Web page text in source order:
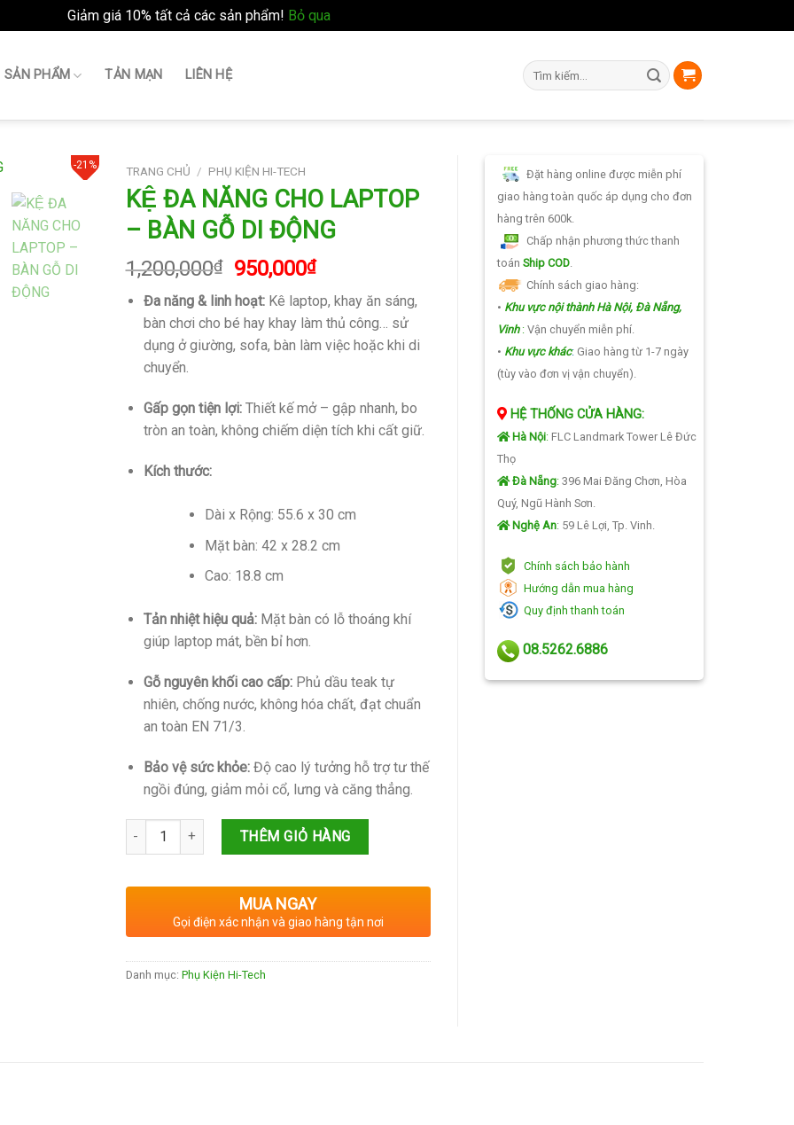
Giảm giá 10% tất cả các sản phẩm! Bỏ qua
SẢN PHẨM TẢN MẠN LIÊN HỆ
Tìm
kiếm:
-21% TRANG CHỦ / PHỤ KIỆN HI-TECH
KỆ ĐA NĂNG CHO LAPTOP
– BÀN GỖ DI ĐỘNG
1,200,000₫
Giá
gốc
là:
1,200,000₫.
950,000₫Giá
hiện
tại
là:
950,000₫.
Đa năng & linh hoạt: Kê laptop, khay ăn sáng,
bàn chơi cho bé hay khay làm thủ công… sử
dụng ở giường, sofa, bàn làm việc hoặc khi di
chuyển.
Gấp gọn tiện lợi: Thiết kế mở – gập nhanh, bo
tròn an toàn, không chiếm diện tích khi cất giữ.
Kích thước:
Dài x Rộng: 55.6 x 30 cm
Mặt bàn: 42 x 28.2 cm
Cao: 18.8 cm
Tản nhiệt hiệu quả: Mặt bàn có lỗ thoáng khí
giúp laptop mát, bền bỉ hơn.
Gỗ nguyên khối cao cấp: Phủ dầu teak tự
nhiên, chống nước, không hóa chất, đạt chuẩn
an toàn EN 71/3.
Bảo vệ sức khỏe: Độ cao lý tưởng hỗ trợ tư thế
ngồi đúng, giảm mỏi cổ, lưng và căng thẳng.
Số lượng THÊM GIỎ HÀNG
MUA NGAY
Gọi điện xác nhận và giao hàng tận nơi
Danh mục: Phụ Kiện Hi-Tech
Đặt hàng online được miễn phí
giao hàng toàn quốc áp dụng cho đơn
hàng trên 600k.
Chấp nhận phương thức thanh
toán Ship COD.
Chính sách giao hàng:
• Khu vực nội thành Hà Nội, Đà Nẵng,
Vinh:Vận chuyển miễn phí.
• Khu vực khác:Giao hàng từ 1-7 ngày
(tùy vào đơn vị vận chuyển).
HỆ THỐNG CỬA HÀNG:
Hà Nội:FLC Landmark Tower Lê Đức
Thọ
Đà Nẵng:396 Mai Đăng Chơn, Hòa
Quý, Ngũ Hành Sơn.
Nghệ An: 59 Lê Lợi, Tp. Vinh.
Chính sách bảo hành
Hướng dẫn mua hàng
Quy định thanh toán
08.5262.6886